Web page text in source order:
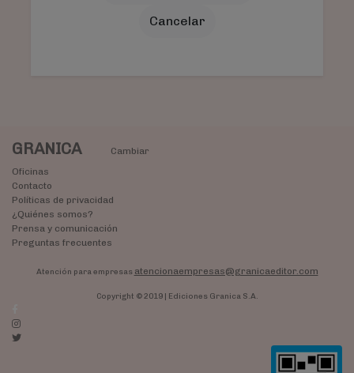
Cancelar
GRANICA
Cambiar
Oficinas
Contacto
Políticas de privacidad
¿Quiénes somos?
Prensa y comunicación
Preguntas frecuentes
Atención para empresas atencionaempresas@granicaeditor.com
Copyright © 2019 | Ediciones Granica S.A.